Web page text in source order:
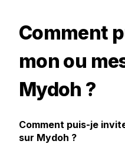
Comment
mon ou
Mydoh ?
Comment puis-je
sur Mydoh ?